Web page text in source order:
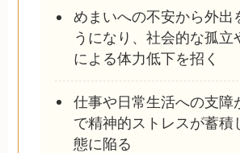
めまいへの不安から外出
うになり、社会的な孤立
による体力低下を招く
仕事や日常生活への支障
で精神的ストレスが蓄積
態に陥る